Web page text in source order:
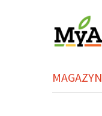
MAGAZYN